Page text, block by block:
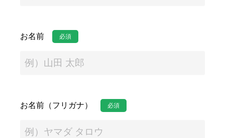
お名前 必須
お名前（フリガナ） 必須